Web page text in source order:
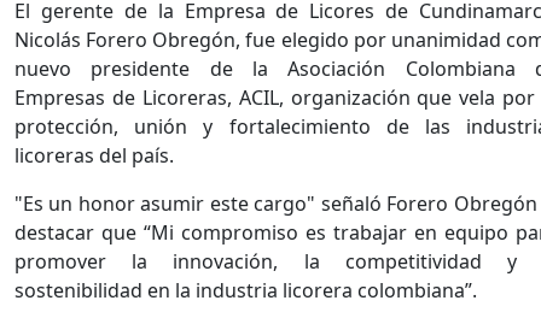
El gerente de la Empresa de Licores de
Nicolás Forero Obregón, fue elegido por unanimidad
nuevo presidente de la Asociación Colombiana
Empresas de Licoreras, ACIL, organización que vela por
protección, unión y fortalecimiento de las
licoreras del país.
"Es un honor asumir este cargo" señaló Forero Obregón
destacar que “Mi compromiso es trabajar en equipo
promover la innovación, la competitividad y
sostenibilidad en la industria licorera colombiana”.